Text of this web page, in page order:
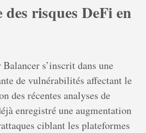
des risques DeFi en
s’inscrit dans une
de vulnérabilités affectant le
des récentes analyses de
enregistré une augmentation
ciblant les plateformes